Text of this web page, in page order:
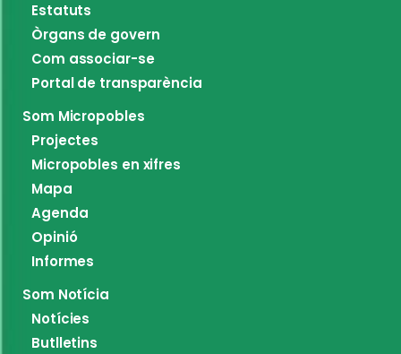
Estatuts
Òrgans de govern
Com associar-se
Portal de transparència
Som Micropobles
Projectes
Micropobles en xifres
Mapa
Agenda
Opinió
Informes
Som Notícia
Notícies
Butlletins